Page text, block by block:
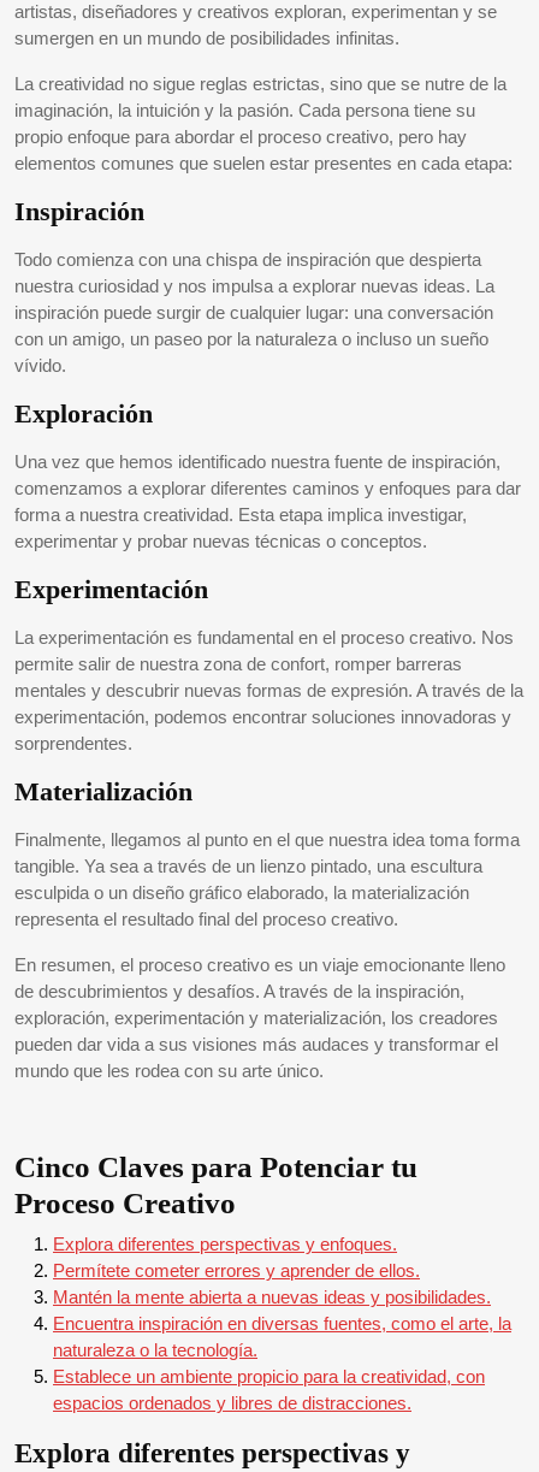
artistas, diseñadores y creativos exploran, experimentan y se
sumergen en un mundo de posibilidades infinitas.
La creatividad no sigue reglas estrictas, sino que se nutre de la
imaginación, la intuición y la pasión. Cada persona tiene su
propio enfoque para abordar el proceso creativo, pero hay
elementos comunes que suelen estar presentes en cada etapa:
Inspiración
Todo comienza con una chispa de inspiración que despierta
nuestra curiosidad y nos impulsa a explorar nuevas ideas. La
inspiración puede surgir de cualquier lugar: una conversación
con un amigo, un paseo por la naturaleza o incluso un sueño
vívido.
Exploración
Una vez que hemos identificado nuestra fuente de inspiración,
comenzamos a explorar diferentes caminos y enfoques para dar
forma a nuestra creatividad. Esta etapa implica investigar,
experimentar y probar nuevas técnicas o conceptos.
Experimentación
La experimentación es fundamental en el proceso creativo. Nos
permite salir de nuestra zona de confort, romper barreras
mentales y descubrir nuevas formas de expresión. A través de la
experimentación, podemos encontrar soluciones innovadoras y
sorprendentes.
Materialización
Finalmente, llegamos al punto en el que nuestra idea toma forma
tangible. Ya sea a través de un lienzo pintado, una escultura
esculpida o un diseño gráfico elaborado, la materialización
representa el resultado final del proceso creativo.
En resumen, el proceso creativo es un viaje emocionante lleno
de descubrimientos y desafíos. A través de la inspiración,
exploración, experimentación y materialización, los creadores
pueden dar vida a sus visiones más audaces y transformar el
mundo que les rodea con su arte único.
Cinco Claves para Potenciar tu
Proceso Creativo
Explora diferentes perspectivas y enfoques.
Permítete cometer errores y aprender de ellos.
Mantén la mente abierta a nuevas ideas y posibilidades.
Encuentra inspiración en diversas fuentes, como el arte, la
naturaleza o la tecnología.
Establece un ambiente propicio para la creatividad, con
espacios ordenados y libres de distracciones.
Explora diferentes perspectivas y